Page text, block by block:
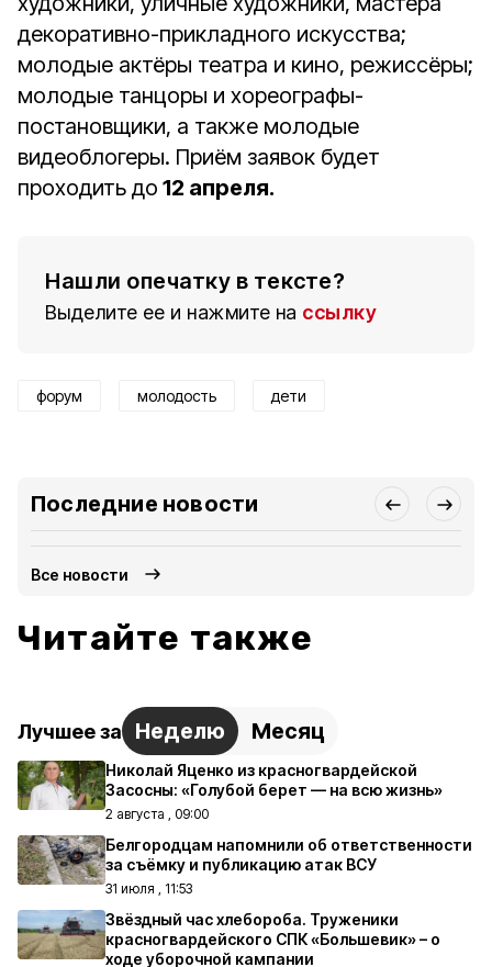
декоративно-прикладного искусства;
молодые актёры театра и кино, режиссёры;
молодые танцоры и хореографы-
постановщики, а также молодые
видеоблогеры. Приём заявок будет
проходить до 12 апреля.
Нашли опечатку в тексте?
Выделите ее и нажмите на ссылку
форум молодость дети
Последние новости
Все новости
Читайте также
Лучшее за Неделю Месяц
Николай Яценко из красногвардейской
Засосны: «Голубой берет — на всю жизнь»
2 августа , 09:00
Белгородцам напомнили об ответственности
за съёмку и публикацию атак ВСУ
31 июля , 11:53
Звёздный час хлебороба. Труженики
красногвардейского СПК «Большевик» – о
ходе уборочной кампании